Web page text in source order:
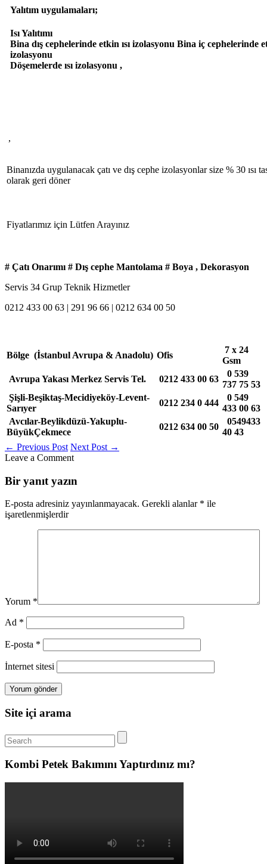
Yalıtım uygulamaları;
Isı Yalıtımı
Bina dış cephelerinde etkin ısı izolasyonu Bina iç cephelerinde
izolasyonu
Döşemelerde ısı izolasyonu ,
,
Binanızda uygulanacak çatı ve dış cephe izolasyonlar size % 30 ısı
olarak geri döner
Fiyatlarımız için Lütfen Arayınız
# Çatı Onarımı # Dış cephe Mantolama # Boya , Dekorasyon
Servis 34 Grup Teknik Hizmetler
0212 433 00 63 | 291 96 66 | 0212 634 00 50
Bölge (İstanbul Avrupa & Anadolu) Ofis
7 x 24
Gsm
Avrupa Yakası Merkez Servis Tel.
0212 433 00 63
0 539
737 75 53
Şişli-Beşiktaş-Mecidiyeköy-Levent-
Sarıyer
0212 234 0 444
0 549
433 00 63
Avcılar-Beylikdüzü-Yakuplu-
BüyükÇekmece
0212 634 00 50
0549433
40 43
← Previous Post Next Post →
Leave a Comment
Bir yanıt yazın
E-posta adresiniz yayınlanmayacak. Gerekli alanlar * ile
işaretlenmişlerdir
Yorum *
Ad *
E-posta *
İnternet sitesi
Site içi arama
Kombi Petek Bakımını Yaptırdınız mı?